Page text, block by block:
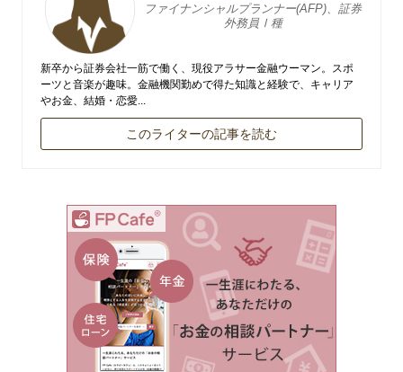
ファイナンシャルプランナー(AFP)、証券
外務員Ⅰ種
新卒から証券会社一筋で働く、現役アラサー金融ウーマン。スポ
ーツと音楽が趣味。金融機関勤めで得た知識と経験で、キャリア
やお金、結婚・恋愛...
このライターの記事を読む